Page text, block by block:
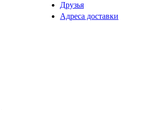
Друзья
Адреса доставки